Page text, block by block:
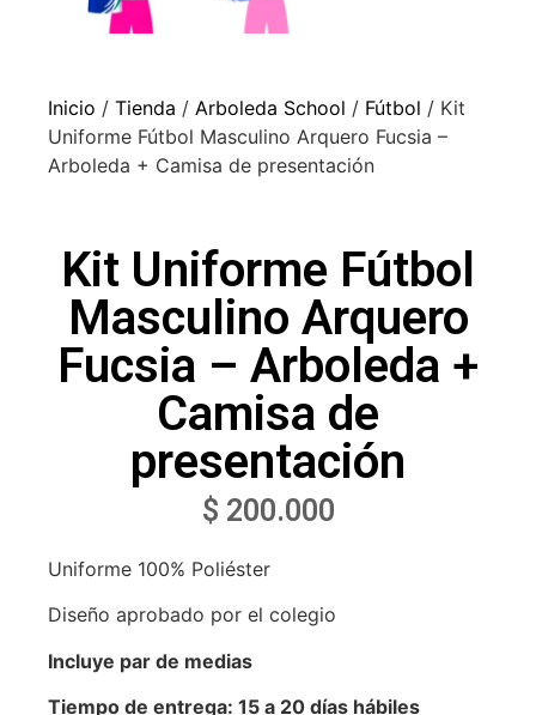
Inicio / Tienda / Arboleda School / Fútbol / Kit
Uniforme Fútbol Masculino Arquero Fucsia –
Arboleda + Camisa de presentación
Kit Uniforme Fútbol
Masculino Arquero
Fucsia – Arboleda +
Camisa de
presentación
$ 200.000
Uniforme 100% Poliéster
Diseño aprobado por el colegio
Incluye par de medias
Tiempo de entrega: 15 a 20 días hábiles